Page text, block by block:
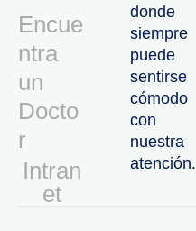
Encue
ntra
un
Docto
r
Intran
Et
donde
siempre
puede
sentirse
cómodo
con
nuestra
atención.